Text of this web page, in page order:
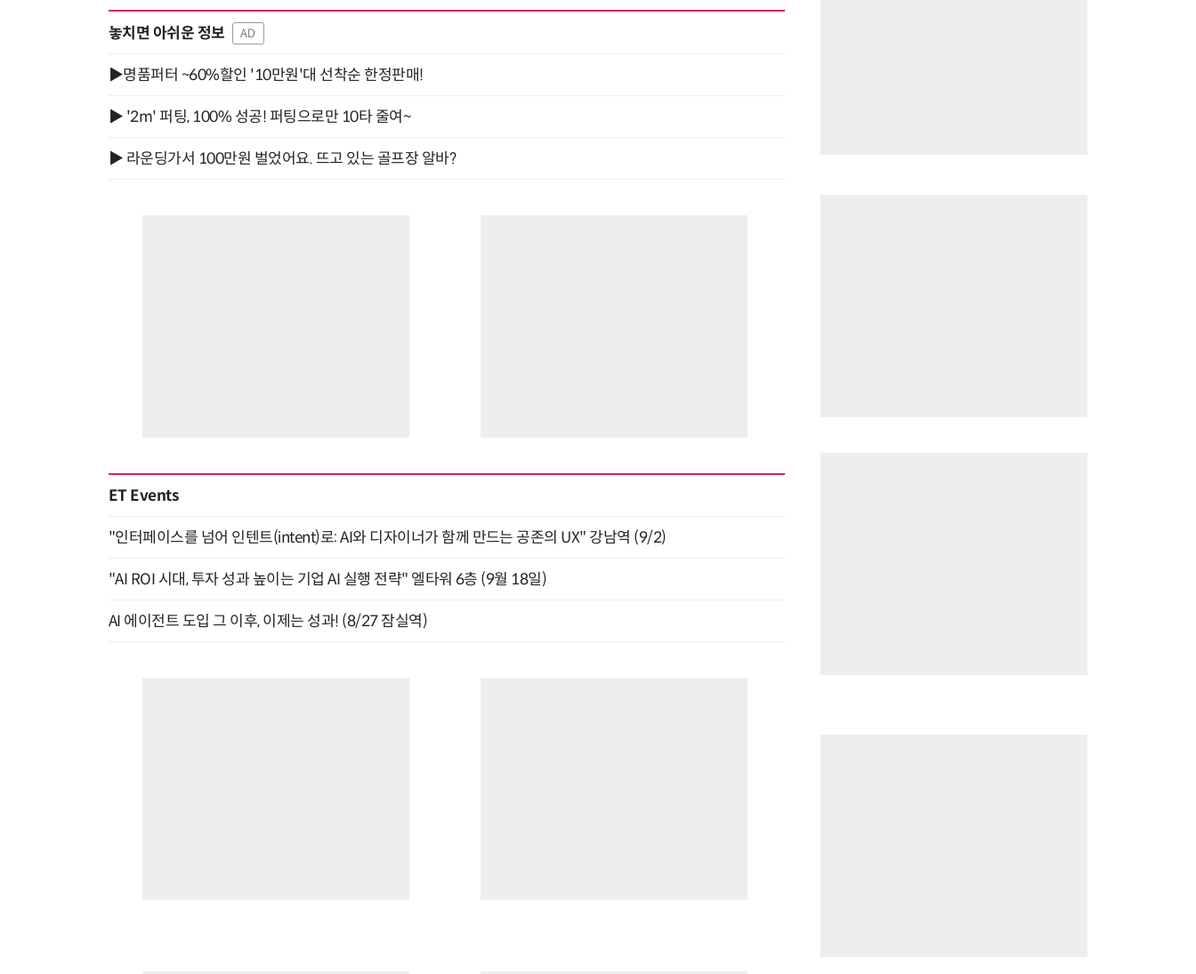
놓치면 아쉬운 정보 AD
▶명품퍼터 ~60%할인 '10만원'대 선착순 한정판매!
▶ '2m' 퍼팅, 100% 성공! 퍼팅으로만 10타 줄여~
▶ 라운딩가서 100만원 벌었어요. 뜨고 있는 골프장 알바?
ET Events
"인터페이스를 넘어 인텐트(intent)로: AI와 디자이너가 함께 만드는 공존의 UX" 강남역 (9/2)
"AI ROI 시대, 투자 성과 높이는 기업 AI 실행 전략" 엘타워 6층 (9월 18일)
AI 에이전트 도입 그 이후, 이제는 성과! (8/27 잠실역)